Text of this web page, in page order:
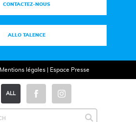
ALL
CONTACTEZ-NOUS
ALLO TALENCE
Mentions légales| Espace Presse